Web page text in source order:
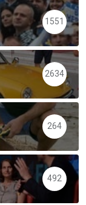
1551
2634
264
492